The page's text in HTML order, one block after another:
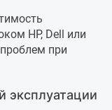
HP, Dell или
при
эксплуатации